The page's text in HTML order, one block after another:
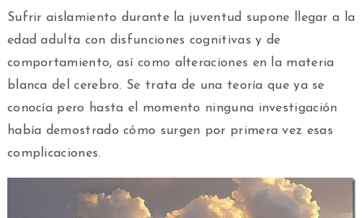
Sufrir aislamiento durante la juventud supone llegar a la
edad adulta con disfunciones cognitivas y de
comportamiento, así como alteraciones en la materia
blanca del cerebro. Se trata de una teoría que ya se
conocía pero hasta el momento ninguna investigación
había demostrado cómo surgen por primera vez esas
complicaciones.